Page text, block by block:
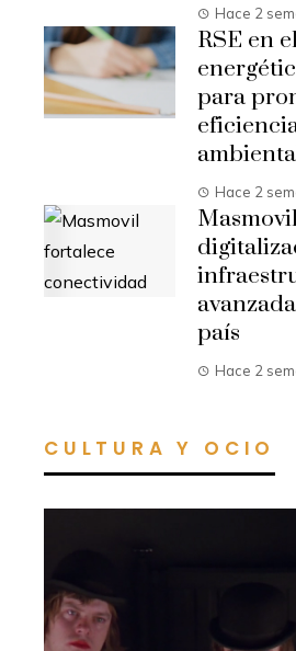
Hace 2
RSE en
para
Hace 2
país
Hace 2
CULTURA Y OCIO